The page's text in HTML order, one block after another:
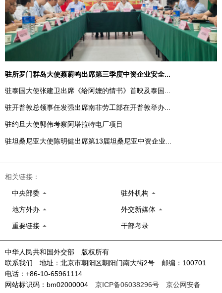
驻所罗门群岛大使蔡蔚鸣出席第三季度中资企业安全...
驻泰国大使张建卫出席《给阿嬤的情书》首映及泰国...
驻开普敦总领事任发强出席南非劳工部在开普敦举办...
驻约旦大使郭伟考察阿塔拉特电厂项目
驻坦桑尼亚大使陈明健出席第13届坦桑尼亚中资企业...
相关链接：
中央部委 驻外机构
地方外办 外交新媒体
重要链接 干部考录
中华人民共和国外交部 版权所有
联系我们 地址：北京市朝阳区朝阳门南大街2号 邮编：100701
电话：+86-10-65961114
网站标识码：bm02000004 京ICP备06038296号
京公网安备